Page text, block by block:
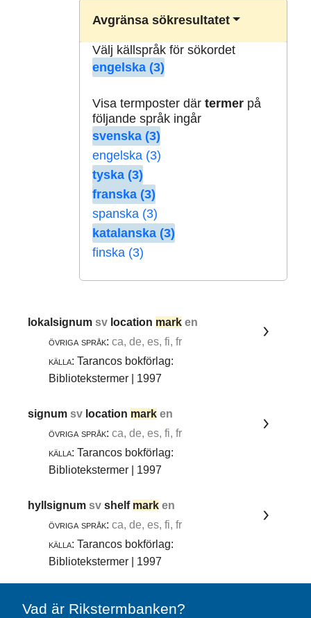
Avgränsa sökresultatet
Välj källspråk för sökordet
engelska (3)
Visa termposter där termerpå
följande språk ingår
svenska (3)
engelska (3)
tyska (3)
franska (3)
spanska (3)
katalanska (3)
finska (3)
lokalsignumsv location mark en
övriga språk: ca, de, es, fi, fr
källa: Tarancos bokförlag:
Bibliotekstermer | 1997
signumsv location mark en
övriga språk: ca, de, es, fi, fr
källa: Tarancos bokförlag:
Bibliotekstermer | 1997
hyllsignumsvshelf mark en
övriga språk: ca, de, es, fi, fr
källa: Tarancos bokförlag:
Bibliotekstermer | 1997
Vad är Rikstermbanken?